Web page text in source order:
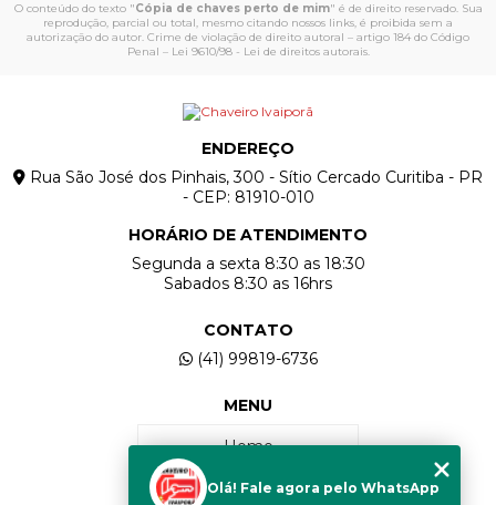
O conteúdo do texto "Cópia de chaves perto de mim" é de direito reservado. Sua
reprodução, parcial ou total, mesmo citando nossos links, é proibida sem a
autorização do autor. Crime de violação de direito autoral – artigo 184 do Código
Penal – Lei 9610/98 - Lei de direitos autorais.
ENDEREÇO
Rua São José dos Pinhais, 300 - Sítio Cercado Curitiba - PR
- CEP: 81910-010
HORÁRIO DE ATENDIMENTO
Segunda a sexta 8:30 as 18:30
Sabados 8:30 as 16hrs
CONTATO
(41) 99819-6736
MENU
Home
Quem Somos
Olá! Fale agora pelo WhatsApp